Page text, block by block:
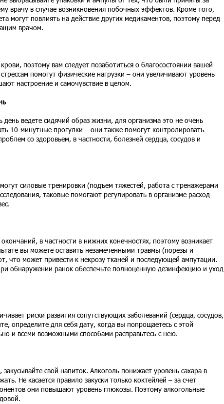
врачу в случае возникновения побочных эффектов. Кроме того,
могут повлиять на действие других медикаментов, поэтому перед
врачом.
поэтому вам следует позаботиться о благосостоянии вашей
помогут физические нагрузки – они увеличивают уровень
настроение и самочувствие в целом.
день ведете сидячий образ жизни, для организма это не очень
10-минутные прогулки – они также помогут контролировать
со здоровьем, в частности, болезней сердца, сосудов и
силовые тренировки (подъем тяжестей, работа с тренажерами
таковые помогают регулировать в организме расход
в частности в нижних конечностях, поэтому возникает
вы можете оставить незамеченными травмы (порезы и
что может привести к некрозу тканей и последующей ампутации.
обнаружении ранок обеспечьте полноценную дезинфекцию и уход
риски развития сопутствующих заболеваний (сердца, сосудов,
определите для себя дату, когда вы попрощаетесь с этой
и всеми возможными способами расправьтесь с нею.
свой напиток. Алкоголь понижает уровень сахара в
Не касается правило закуски только коктейлей – за счет
они повышают уровень глюкозы. Поэтому алкогольные